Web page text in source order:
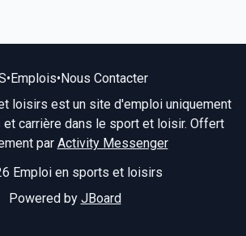
•Emplois•Nous Contacter
loisirs est un site d'emploi uniquement
carrière dans le sport et loisir. Offert
par Activity Messenger
Emploi en sports et loisirs
Powered by JBoard